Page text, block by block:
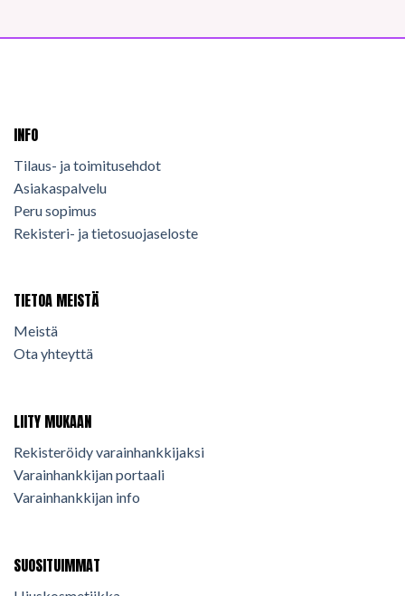
INFO
Tilaus- ja toimitusehdot
Asiakaspalvelu
Peru sopimus
Rekisteri- ja tietosuojaseloste
TIETOA MEISTÄ
Meistä
Ota yhteyttä
LIITY MUKAAN
Rekisteröidy varainhankkijaksi
Varainhankkijan portaali
Varainhankkijan info
SUOSITUIMMAT